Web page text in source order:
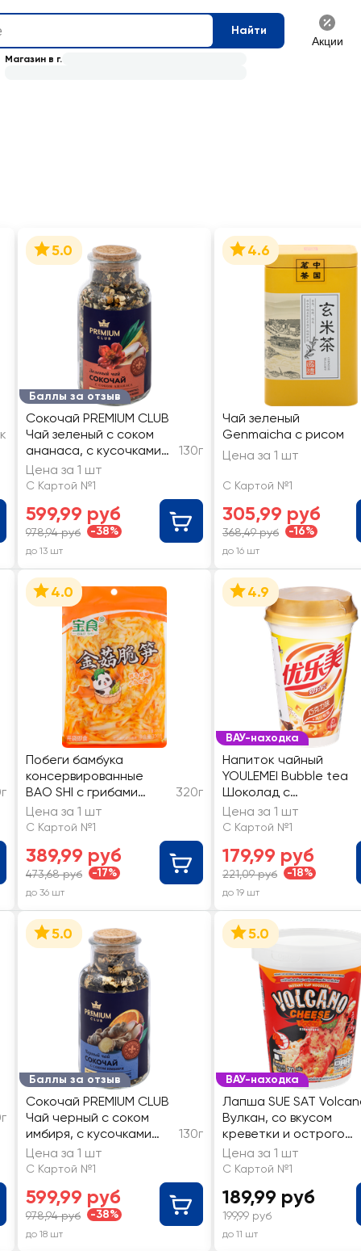
Найти
Акции
Магазин в г.
Баллы за отзыв
5.0
Сокочай PREMIUM CLUB
Чай зеленый с соком
ананаса, с кусочками
ананаса, лемонграсса,
цветками граната,
130г
Цена за 1 шт
С Картой №1
599,99 руб
978,94 руб -38%
до 13 шт
4.6
Чай зеленый
Genmaicha с рисом
Цена за 1 шт
С Картой №1
305,99 руб
368,49 руб -16%
до 16 шт
4.0
Побеги бамбука
консервированные
BAO SHI с грибами
эноки
320г
Цена за 1 шт
С Картой №1
389,99 руб
473,68 руб -17%
до 36 шт
ВАУ-находка
4.9
Напиток чайный
YOULEMEI Bubble teа
Шоколад с
мармеладками в
стакане
Цена за 1 шт
С Картой №1
179,99 руб
221,09 руб -18%
до 19 шт
Баллы за отзыв
5.0
Сокочай PREMIUM CLUB
Чай черный с соком
имбиря, с кусочками
имбиря, яблока,
лемонграсса,
130г
Цена за 1 шт
С Картой №1
599,99 руб
978,94 руб -38%
до 18 шт
ВАУ-находка
5.0
Лапша SUE SAT
Вулкан, со вкусом
креветки и острого
сыра
Цена за 1 шт
С Картой №1
189,99 руб
199,99 руб
до 11 шт